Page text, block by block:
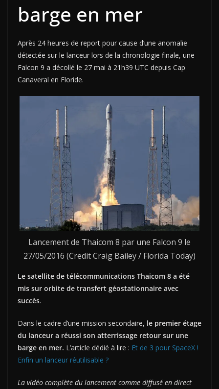
barge en mer
Après 24 heures de report pour cause d’une anomalie
détectée sur le lanceur lors de la chronologie finale, une
Falcon 9 a décollé le 27 mai à 21h39 UTC depuis Cap
Canaveral en Floride.
Lancement de Thaicom 8 par une Falcon 9 le
27/05/2016 (Credit Craig Bailey / Florida Today)
Le satellite de télécommunications Thaicom 8 a été
mis sur orbite de transfert géostationnaire avec
succès.
Dans le cadre d’une mission secondaire, le premier étage
du lanceur a réussi son atterrissage retour sur une
barge en mer. L’article dédié à lire : Et de 3 pour SpaceX !
Enfin un lanceur réutilisable ?
La vidéo complète du lancement comme diffusé en direct